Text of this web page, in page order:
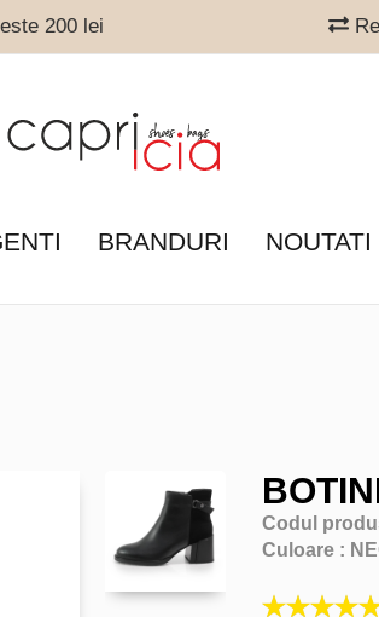
200 lei
BRANDURI NOUTATI
Codul
Culoare :